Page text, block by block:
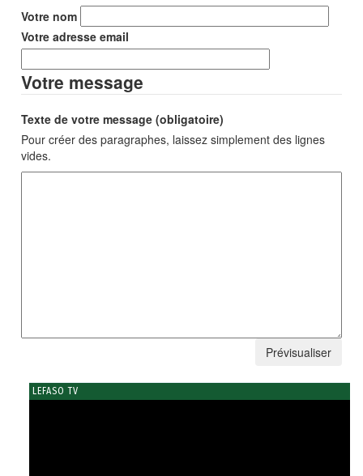
Votre nom
Votre adresse email
Votre message
Texte de votre message (obligatoire)
Pour créer des paragraphes, laissez simplement des lignes
vides.
LEFASO TV